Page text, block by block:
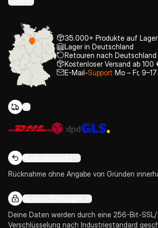
35.000+ Produkte auf Lager
Lager in Deutschland
Retouren nach Deutschland
Kostenloser Versand ab 100
E-Mail-Support Mo – Fr, 9–17
Rückgaberecht
Rücknahme ohne Angabe von Gründen
Sichere Zahlungen
Deine Daten werden durch eine 256-Bit-
Verschlüsselung nach Industriestandard